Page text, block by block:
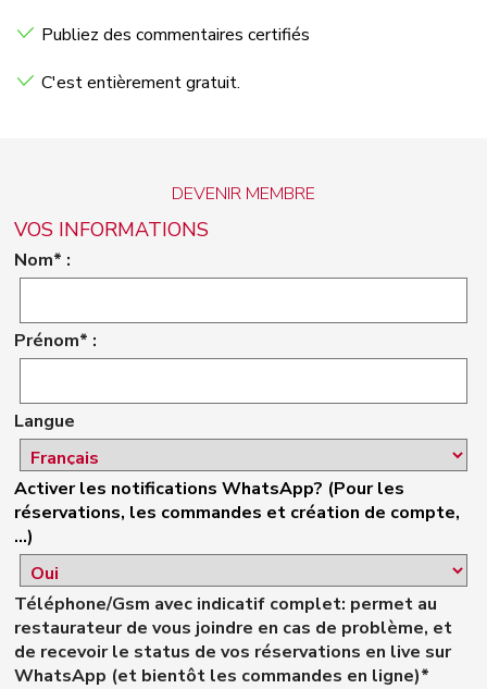
Publiez des commentaires certifiés
C'est entièrement gratuit.
DEVENIR MEMBRE
VOS INFORMATIONS
Nom* :
Prénom* :
Langue
Activer les notifications WhatsApp? (Pour les
réservations, les commandes et création de compte,
...)
Téléphone/Gsm avec indicatif complet: permet au
restaurateur de vous joindre en cas de problème, et
de recevoir le status de vos réservations en live sur
WhatsApp (et bientôt les commandes en ligne)*